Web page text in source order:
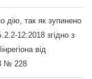
дію, так як зупинено
12:2018 згідно з
від
№ 228